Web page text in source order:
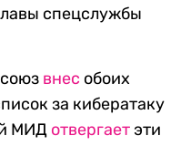
спецслужбы
внес обоих
за кибератаку
МИД отвергает эти